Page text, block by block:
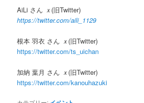
AiLi さん ｘ(旧Twitter)
https://twitter.com/aili_1129
根本 羽衣 さん ｘ(旧Twitter)
https://twitter.com/ts_uichan
加納 葉月 さん ｘ(旧Twitter)
https://twitter.com/kanouhazuki